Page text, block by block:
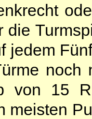
die
jedem
noch
von 15
meisten